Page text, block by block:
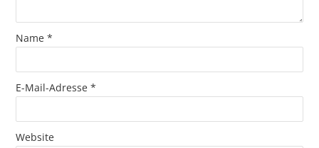
Name*
E-Mail-Adresse*
Website